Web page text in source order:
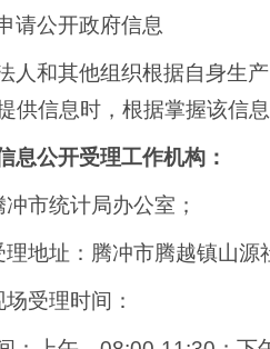
请公开政府信息
人和其他组织根据自身生
供信息时，根据掌握该信
息公开受理工作机构：
冲市统计局办公室；
理地址：腾冲市腾越镇山
场受理时间：